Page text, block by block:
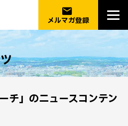
email
メルマガ登録
チ」のニュースコンテン